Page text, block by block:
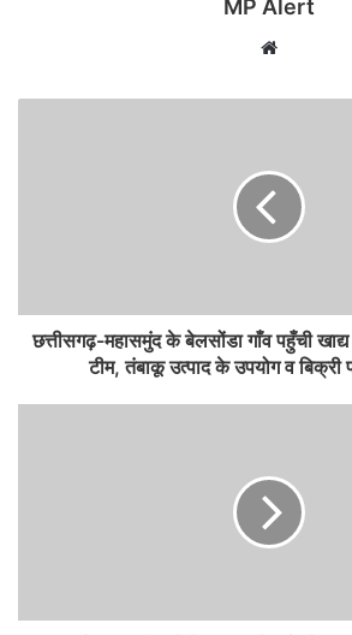
MP Alert
Website
छत्तीसगढ़-महासमुंद के बेलसोंडा गाँव पहुँची
टीम, तंबाकू उत्पाद के उपयोग व बिक्री